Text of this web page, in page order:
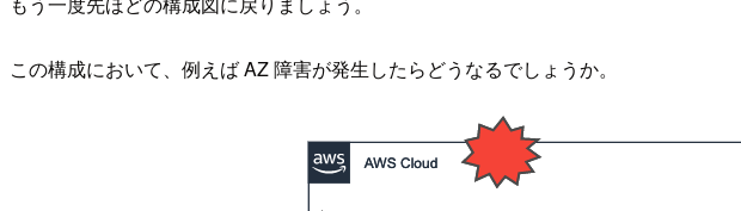
この構成において、例えば AZ 障害が発生したらどうなるでしょうか。